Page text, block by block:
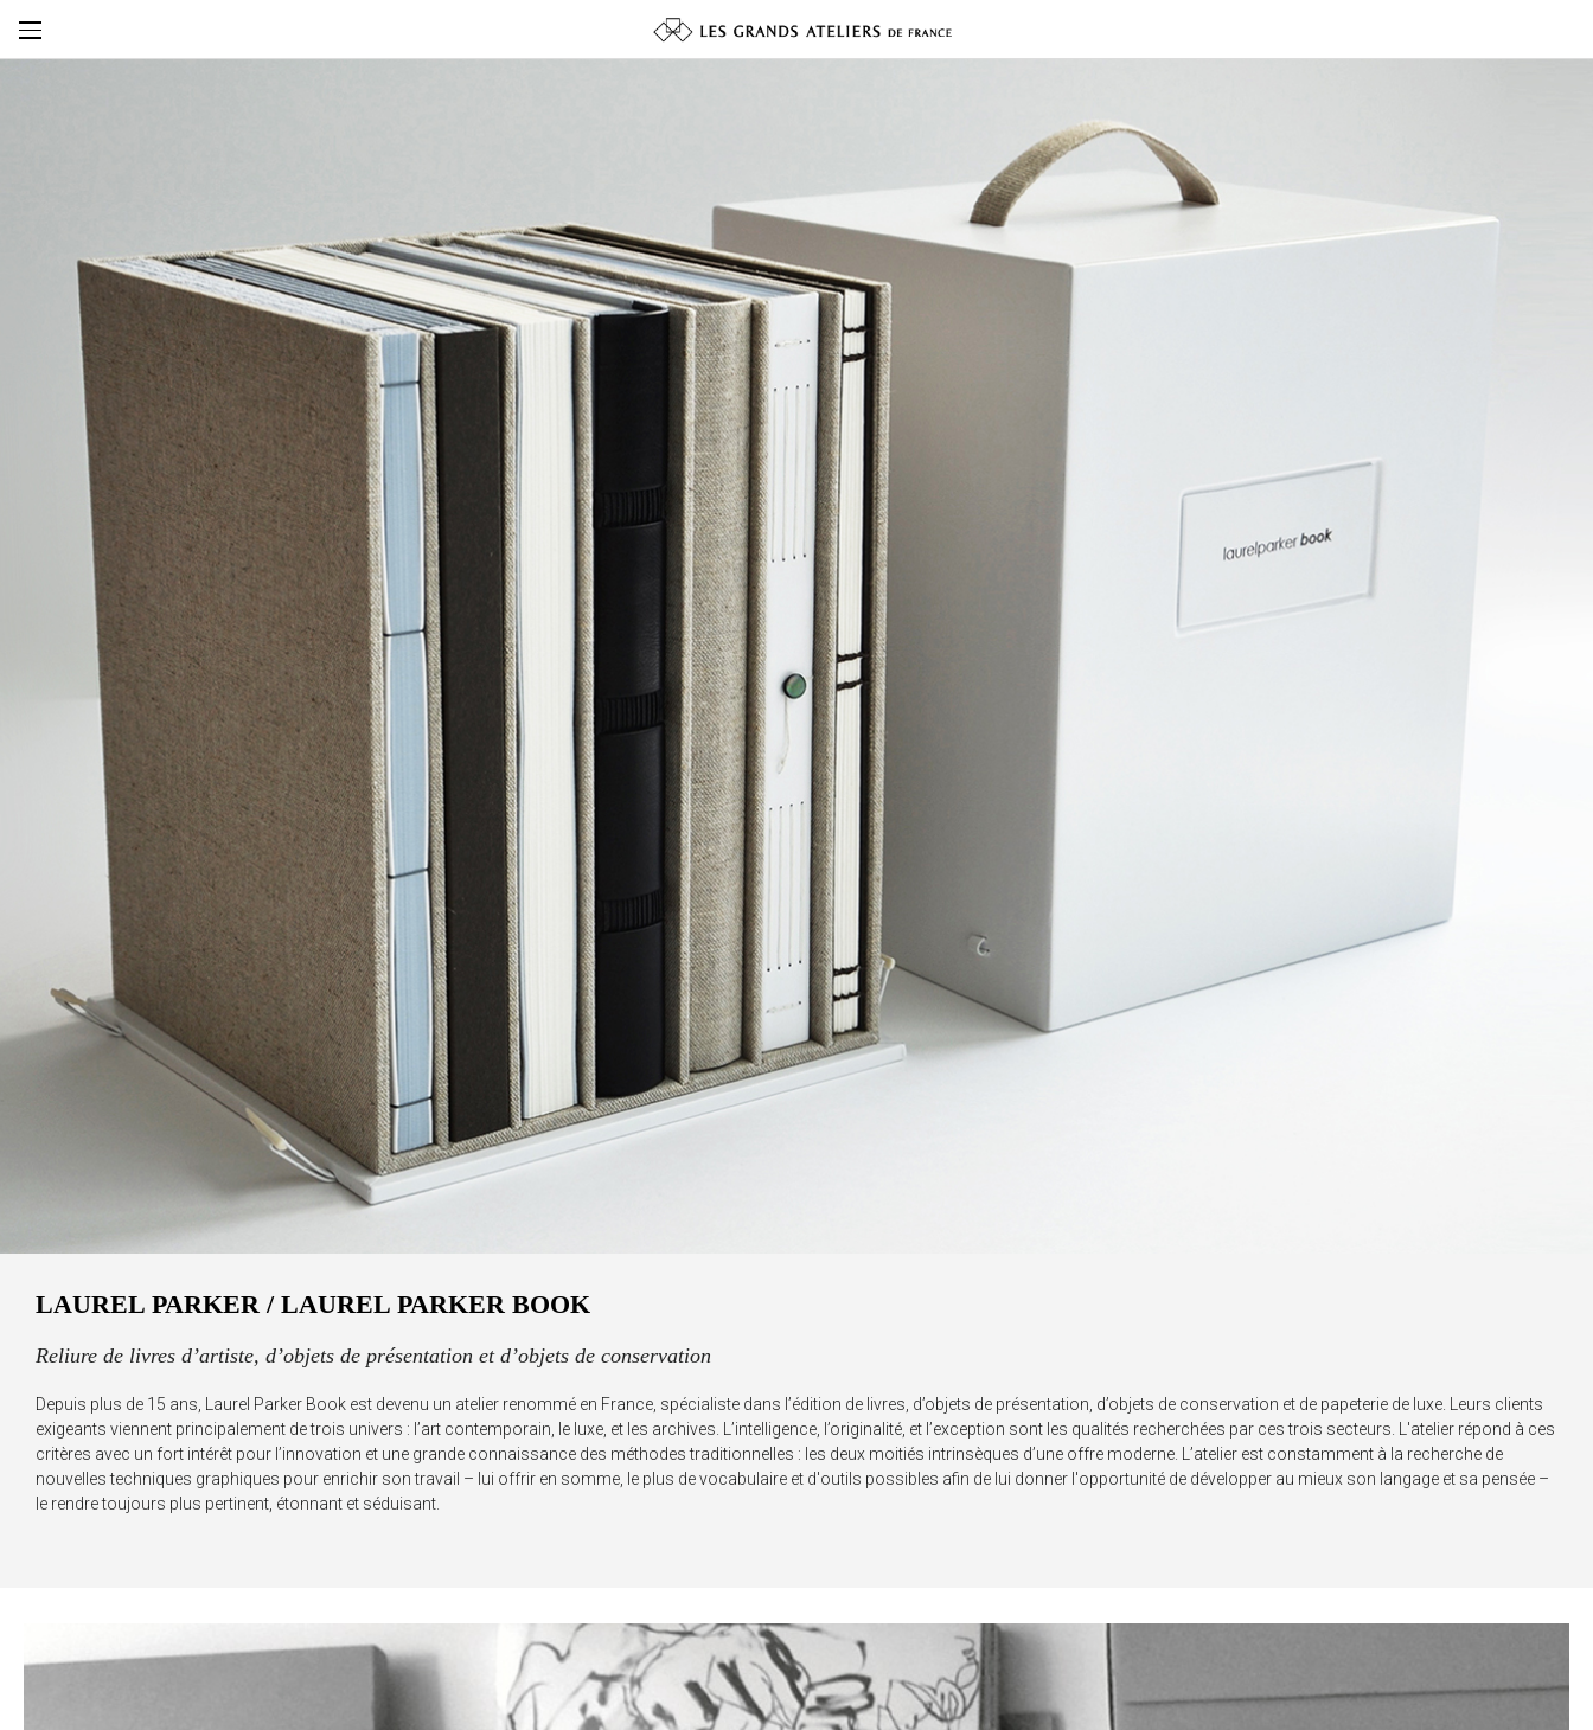
LAUREL PARKER / LAUREL PARKER BOOK
Reliure de livres d’artiste, d’objets de présentation et d’objets de conservation
Depuis plus de 15 ans, Laurel Parker Book est devenu un atelier renommé en France, spécialiste dans l’édition de livres, d’objets de présentation, d’objets de conservation et de papeterie de luxe. Leurs clients
exigeants viennent principalement de trois univers : l’art contemporain, le luxe, et les archives. L’intelligence, l’originalité, et l’exception sont les qualités recherchées par ces trois secteurs. L'atelier répond à ces
critères avec un fort intérêt pour l’innovation et une grande connaissance des méthodes traditionnelles : les deux moitiés intrinsèques d’une offre moderne. L’atelier est constamment à la recherche de
nouvelles techniques graphiques pour enrichir son travail – lui offrir en somme, le plus de vocabulaire et d'outils possibles afin de lui donner l'opportunité de développer au mieux son langage et sa pensée –
le rendre toujours plus pertinent, étonnant et séduisant.